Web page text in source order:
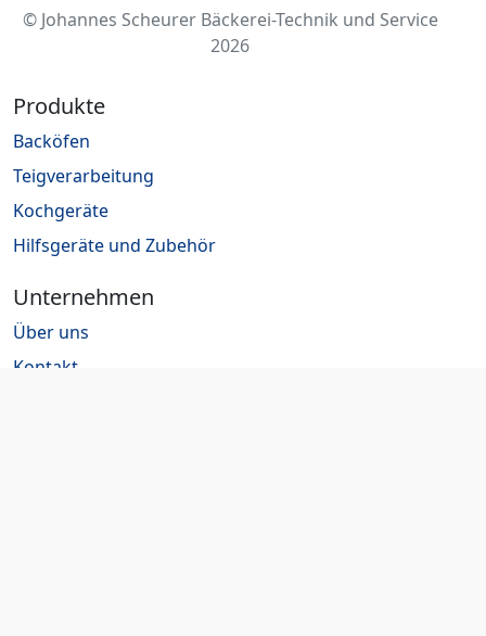
© Johannes Scheurer Bäckerei-Technik und Service
2026
Produkte
Backöfen
Teigverarbeitung
Kochgeräte
Hilfsgeräte und Zubehör
Unternehmen
Über uns
Kontakt